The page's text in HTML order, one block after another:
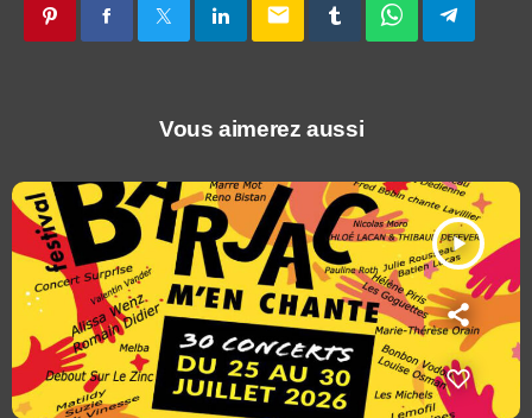
email
Vous aimerez aussi
play_arrow